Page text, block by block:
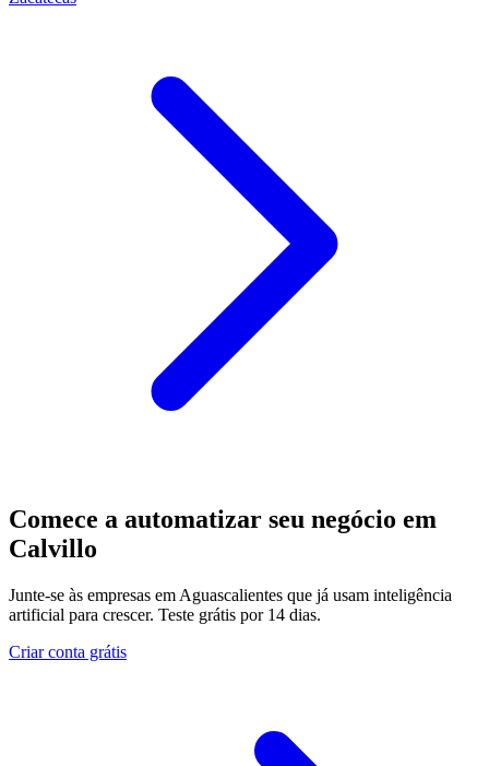
Comece a automatizar seu negócio em
Calvillo
Junte-se às empresas em Aguascalientes que já usam inteligência
artificial para crescer. Teste grátis por 14 dias.
Criar conta grátis